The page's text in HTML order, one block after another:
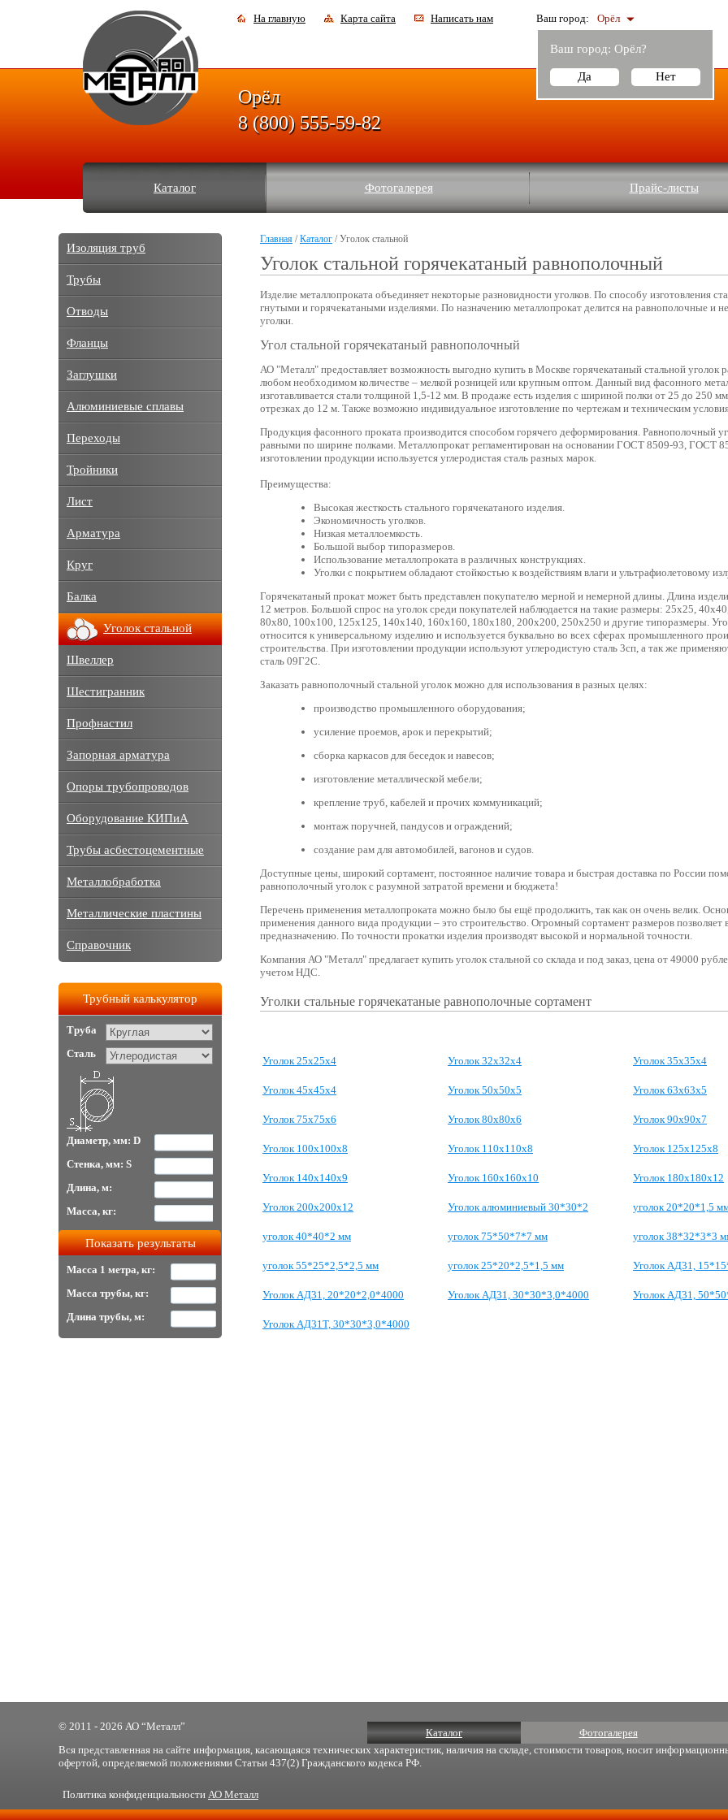
На главную Карта сайта Написать нам Ваш город: Орёл
Ваш город: Орёл?
Да Нет
Каталог Фотогалерея Прайс-листы
Орёл
8 (800) 555-59-82
Главная /Каталог / Уголок стальной
Уголок стальной горячекатаный равнополочный
Изделие металлопроката объединяет некоторые разновидности уголков. По способу изготовления
гнутыми и горячекатаными изделиями. По назначению металлопрокат делится на равнополочные и
уголки.
Угол стальной горячекатаный равнополочный
АО "Металл" предоставляет возможность выгодно купить в Москве горячекатаный стальной уголок
любом необходимом количестве – мелкой розницей или крупным оптом. Данный вид фасонного
изготавливается стали толщиной 1,5-12 мм. В продаже есть изделия с шириной полки от 25 до 250
отрезках до 12 м. Также возможно индивидуальное изготовление по чертежам и техническим
Продукция фасонного проката производится способом горячего деформирования. Равнополочный
равными по ширине полками. Металлопрокат регламентирован на основании ГОСТ 8509-93, ГОСТ
изготовлении продукции используется углеродистая сталь разных марок.
Преимущества:
Высокая жесткость стального горячекатаного изделия.
Экономичность уголков.
Низкая металлоемкость.
Большой выбор типоразмеров.
Использование металлопроката в различных конструкциях.
Уголки с покрытием обладают стойкостью к воздействиям влаги и ультрафиолетовому
Горячекатаный прокат может быть представлен покупателю мерной и немерной длины. Длина
12 метров. Большой спрос на уголок среди покупателей наблюдается на такие размеры: 25х25,
80х80, 100х100, 125х125, 140х140, 160х160, 180х180, 200х200, 250х250 и другие типоразмеры.
относится к универсальному изделию и используется буквально во всех сферах промышленного
строительства. При изготовлении продукции используют углеродистую сталь 3сп, а так же
сталь 09Г2С.
Заказать равнополочный стальной уголок можно для использования в разных целях:
производство промышленного оборудования;
усиление проемов, арок и перекрытий;
сборка каркасов для беседок и навесов;
изготовление металлической мебели;
крепление труб, кабелей и прочих коммуникаций;
монтаж поручней, пандусов и ограждений;
создание рам для автомобилей, вагонов и судов.
Доступные цены, широкий сортамент, постоянное наличие товара и быстрая доставка по России
равнополочный уголок с разумной затратой времени и бюджета!
Перечень применения металлопроката можно было бы ещё продолжить, так как он очень велик.
применения данного вида продукции – это строительство. Огромный сортамент размеров позволяет
предназначению. По точности прокатки изделия производят высокой и нормальной точности.
Компания АО "Металл" предлагает купить уголок стальной со склада и под заказ, цена от 49000
учетом НДС.
Уголки стальные горячекатаные равнополочные сортамент
Уголок 25х25х4 Уголок 32х32х4 Уголок 35х35х4
Уголок 45х45х4 Уголок 50х50х5 Уголок 63х63х5
Уголок 75х75х6 Уголок 80х80х6 Уголок 90х90х7
Уголок 100х100х8 Уголок 110х110х8 Уголок 125х125х8
Уголок 140х140х9 Уголок 160х160х10 Уголок 180х180х12
Уголок 200х200х12 Уголок алюминиевый 30*30*2 уголок 20*20*1,5
уголок 40*40*2 мм уголок 75*50*7*7 мм уголок 38*32*3*3
уголок 55*25*2,5*2,5 мм уголок 25*20*2,5*1,5 мм Уголок АД31,
Уголок АД31, 20*20*2,0*4000 Уголок АД31, 30*30*3,0*4000 Уголок АД31,
Уголок АД31Т, 30*30*3,0*4000
Изоляция труб
Трубы
Отводы
Фланцы
Заглушки
Алюминиевые сплавы
Переходы
Тройники
Лист
Арматура
Круг
Балка
Уголок стальной
Швеллер
Шестигранник
Профнастил
Запорная арматура
Опоры трубопроводов
Оборудование КИПиА
Трубы асбестоцементные
Металлобработка
Металлические пластины
Справочник
Трубный калькулятор
Труба
Сталь
Диаметр, мм: D
Стенка, мм: S
Длина, м:
Масса, кг:
Масса 1 метра, кг:
Масса трубы, кг:
Длина трубы, м:
Каталог Фотогалерея
© 2011 - 2026 АО “Металл”
Вся представленная на сайте информация, касающаяся технических характеристик, наличия на складе, стоимости товаров, носит
офертой, определяемой положениями Статьи 437(2) Гражданского кодекса РФ.
Политика конфиденциальности АО Металл